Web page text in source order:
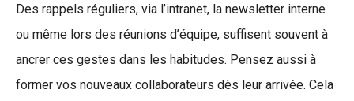
Des rappels réguliers, via l’intranet, la newsletter interne
ou même lors des réunions d’équipe, suffisent souvent à
ancrer ces gestes dans les habitudes. Pensez aussi à
former vos nouveaux collaborateurs dès leur arrivée. Cela